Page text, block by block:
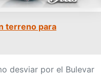
terreno para
desviar por el Bulevar